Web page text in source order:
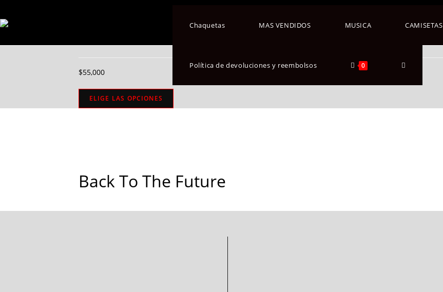
Chaquetas MAS VENDIDOS MUSICA CAMISETAS
Política de devoluciones y reembolsos 0
Back To The Future
$55,000
ELIGE LAS OPCIONES
Back To The Future